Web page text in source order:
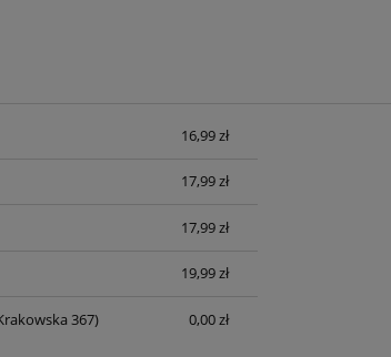
zawiera ewentualnych kosztów16,99 zł
17,99 zł
17,99 zł
19,99 zł
367) 0,00 zł